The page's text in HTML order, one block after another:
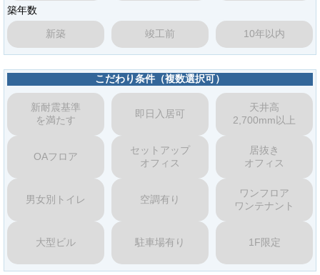
築年数
新築 竣工前 10年以内
こだわり条件（複数選択可）
新耐震基準
を満たす
即日入居可
天井高
2,700mm以上
OAフロア
セットアップ
オフィス
居抜き
オフィス
男女別トイレ 空調有り
ワンフロア
ワンテナント
大型ビル 駐車場有り 1F限定